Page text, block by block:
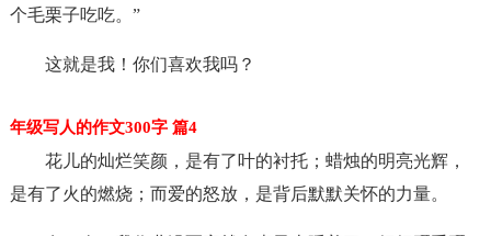
个毛栗子吃吃。”
这就是我！你们喜欢我吗？
年级写人的作文300字 篇4
花儿的灿烂笑颜，是有了叶的衬托；蜡烛的明亮光辉，
是有了火的燃烧；而爱的怒放，是背后默默关怀的力量。